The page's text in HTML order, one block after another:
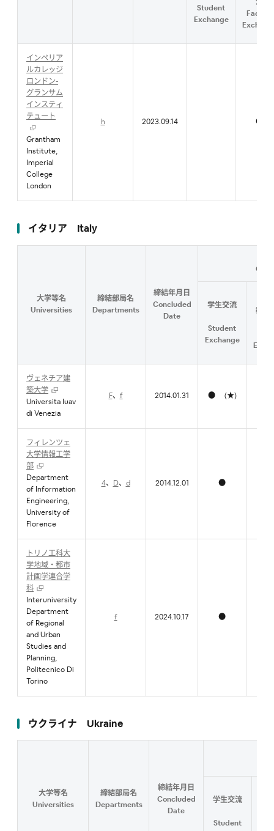
Student
Exchange
Faculty
インペリア
ルカレッジ
ロンドン-
グランサム
インスティ
テュート
Grantham
Institute,
Imperial
College
London
h 2023.09.14 ●
イタリア Italy
大学等名
Universities
締結部局名
Departments
締結年月日
Concluded
Date
学生交流
Student
Exchange
教職
ヴェネチア建
築大学
Universita Iuav
di Venezia
F、 f 2014.01.31 ● (★)
フィレンツェ
大学情報工学
部
Department
of Information
Engineering,
University of
Florence
4、 D、 d 2014.12.01 ●
トリノ工科大
学地域・都市
計画学連合学
科
Interuniversity
Department
of Regional
and Urban
Studies and
Planning,
Politecnico Di
Torino
f 2024.10.17 ●
ウクライナ Ukraine
大学等名
Universities
締結部局名
Departments
締結年月日
Concluded
Date
学生交流
Student